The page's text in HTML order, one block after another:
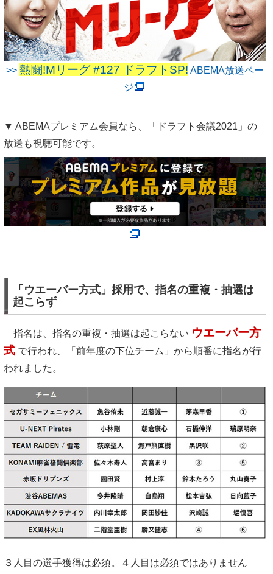
>> 熱闘!Mリーグ #127 ドラフトSP! ABEMA放送ペー
ジ
▼ ABEMAプレミアム会員なら、「ドラフト会議2021」の
放送も視聴可能です。
「ウエーバー方式」採用で、指名の重複・抽選は
起こらず
指名は、指名の重複・抽選は起こらない ウエーバー方
式 で行われ、「前年度の下位チーム」から順番に指名が行
われました。
３人目の選手獲得は必須。４人目は必須ではありません